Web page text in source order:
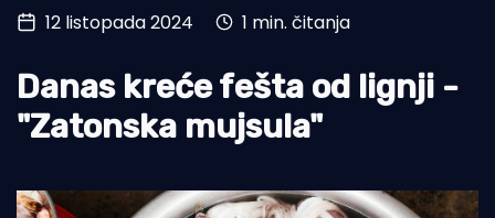
Turizam i nautika
Pomorstvo
Ribolov
Tradicija i kultura
12 listopada 2024 1 min. čitanja
Danas kreće fešta od lignji -
"Zatonska mujsula"